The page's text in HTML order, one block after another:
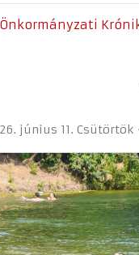
Önkormányzati
június 11. Csütörtök